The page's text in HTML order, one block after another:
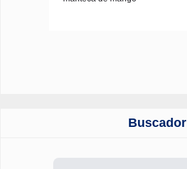
Buscador